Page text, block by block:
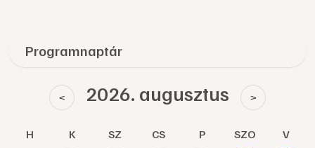
Programnaptár
< 2026. augusztus >
H K SZ CS P SZO V